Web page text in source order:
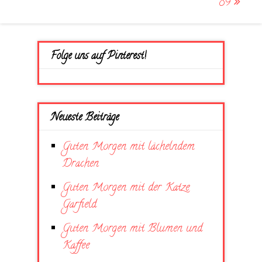
Folge uns auf Pinterest!
Neueste Beiträge
Guten Morgen mit lächelndem
Drachen
Guten Morgen mit der Katze
Garfield
Guten Morgen mit Blumen und
Kaffee